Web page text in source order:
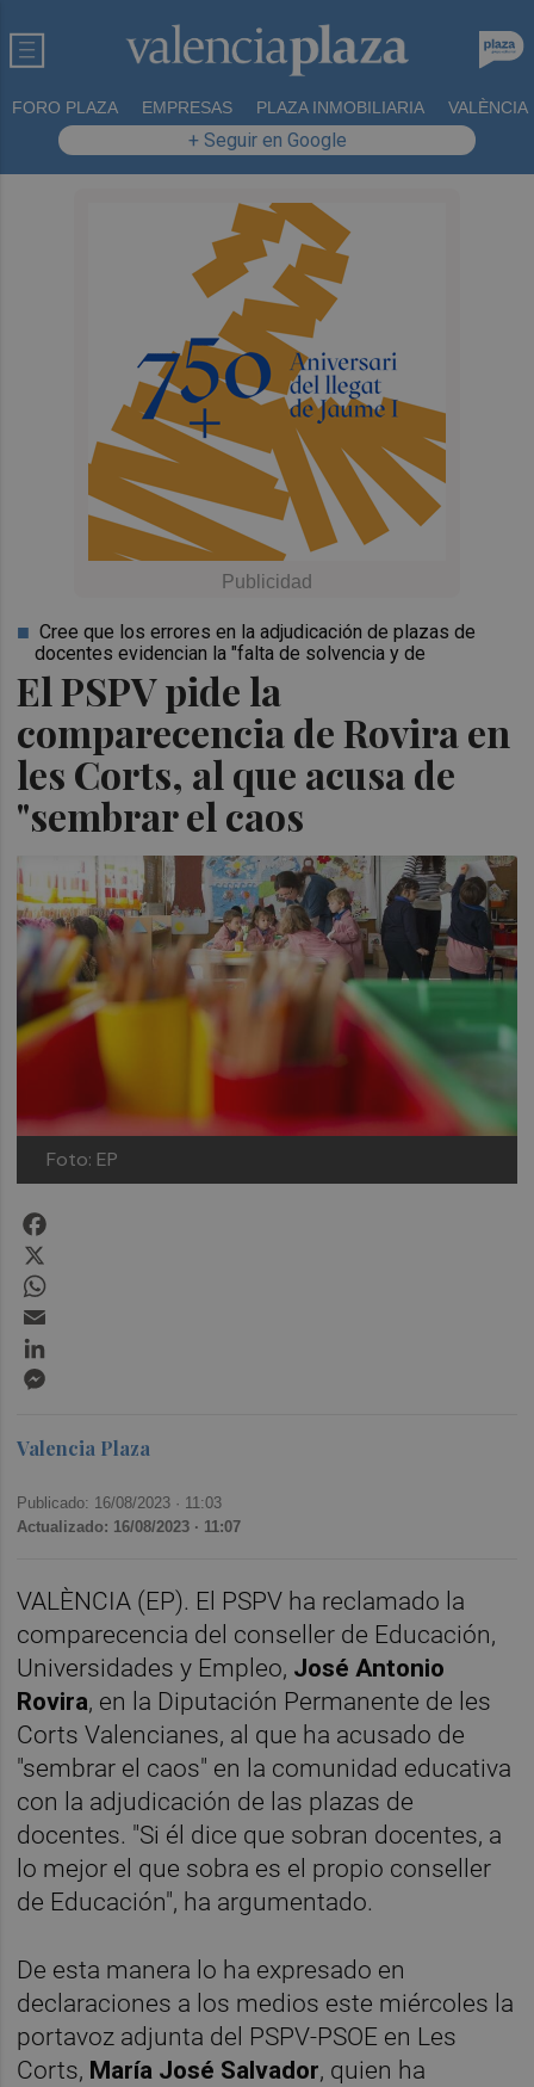
FORO PLAZA EMPRESAS PLAZA INMOBILIARIA VALÈNCIA
+ Seguir en Google
El PSPV pide la
comparecencia de Rovira en
les Corts, al que acusa de
"sembrar el caos
Cree que los errores en la adjudicación de plazas de
docentes evidencian la "falta de solvencia y de
Foto: EP
Valencia Plaza
Publicado: 16/08/2023 · 11:03
Actualizado: 16/08/2023 · 11:07
VALÈNCIA (EP). El PSPV ha reclamado la
comparecencia del conseller de Educación,
Universidades y Empleo, José Antonio
Rovira, en la Diputación Permanente de les
Corts Valencianes, al que ha acusado de
"sembrar el caos" en la comunidad educativa
con la adjudicación de las plazas de
docentes. "Si él dice que sobran docentes, a
lo mejor el que sobra es el propio conseller
de Educación", ha argumentado.
De esta manera lo ha expresado en
declaraciones a los medios este miércoles la
portavoz adjunta del PSPV-PSOE en Les
Corts, María José Salvador, quien ha